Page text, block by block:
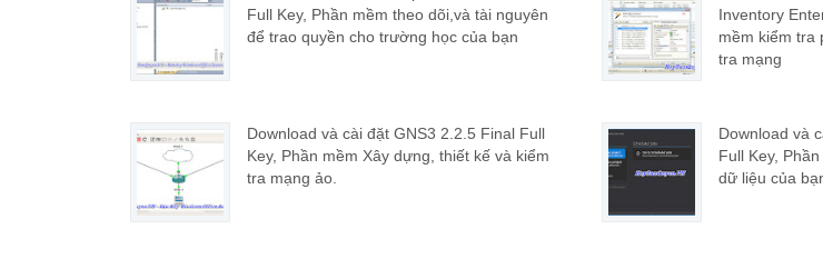
Full Key, Phần mềm theo dõi,và tài nguyên
để trao quyền cho trường học của bạn
Inventory
mềm kiểm tra
tra mạng
Download và cài đặt GNS3 2.2.5 Final Full
Key, Phần mềm Xây dựng, thiết kế và kiểm
tra mạng ảo.
Download và
Full Key,
dữ liệu của